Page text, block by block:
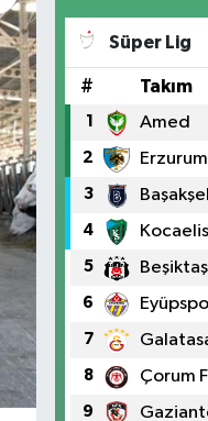
Süper Lig
# Takım
1 Amed
2
3
4
5 Beşiktaş
6
7
8 Çorum
9